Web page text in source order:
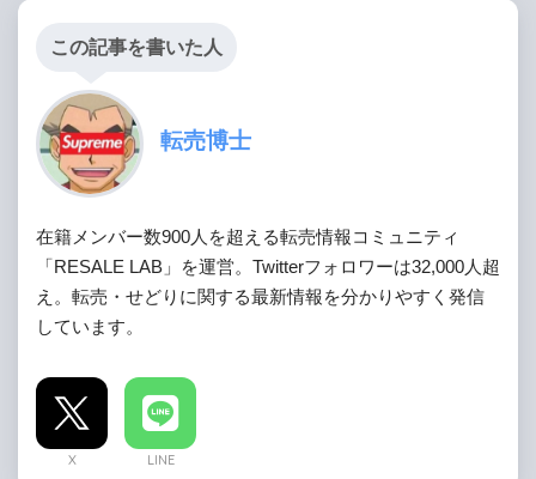
この記事を書いた人
転売博士
在籍メンバー数900人を超える転売情報コミュニティ
「RESALE LAB」を運営。Twitterフォロワーは32,000人超
え。転売・せどりに関する最新情報を分かりやすく発信
しています。
X LINE